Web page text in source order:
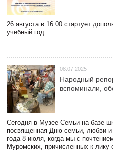
26 августа в 16:00 стартует
учебный год.
08.07.2025
Народный
вспоминали,
Сегодня в Музее Семьи на базе
посвященная Дню семьи, любви и
года 8 июля, когда мы с
Муромских, причисленных к лику